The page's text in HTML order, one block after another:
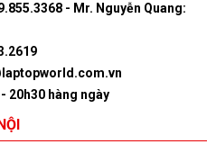
- Mr. Nguyễn Quang:
20h30 hàng ngày